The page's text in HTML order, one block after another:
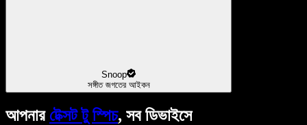
Snoop
সঙ্গীত জগতের আইকন
আপনার টেক্সট টু স্পিচ, সব ডিভাইসে